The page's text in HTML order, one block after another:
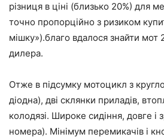
різниця в ціні (близько 20%) для
точно пропорційно з ризиком
мішку»).благо вдалося знайти мот
дилера.
Отже в підсумку мотоцикл з
діодна), дві склянки приладів,
колодязі. Широке сидіння, довге і
номера). Мінімум перемикачів і